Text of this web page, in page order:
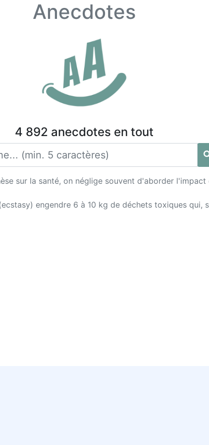
Anecdotes
4 892 anecdotes en tout
sur la santé, on néglige souvent d'aborder
engendre 6 à 10 kg de déchets toxiques qui,